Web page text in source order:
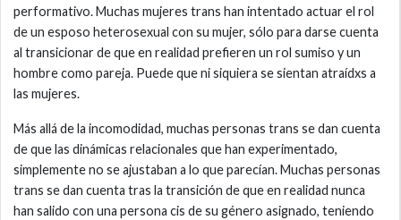
performativo. Muchas mujeres trans han intentado actuar el rol
de un esposo heterosexual con su mujer, sólo para darse cuenta
al transicionar de que en realidad prefieren un rol sumiso y un
hombre como pareja. Puede que ni siquiera se sientan atraídxs a
las mujeres.
Más allá de la incomodidad, muchas personas trans se dan cuenta
de que las dinámicas relacionales que han experimentado,
simplemente no se ajustaban a lo que parecían. Muchas personas
trans se dan cuenta tras la transición de que en realidad nunca
han salido con una persona cis de su género asignado, teniendo